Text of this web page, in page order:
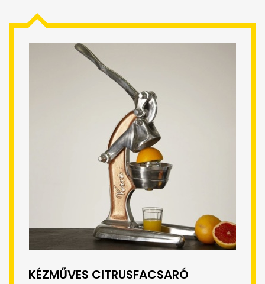
KÉZMŰVES CITRUSFACSARÓ